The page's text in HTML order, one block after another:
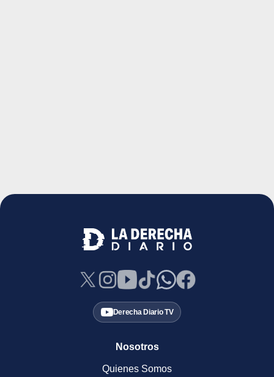
Derecha Diario TV
Nosotros
Quienes Somos